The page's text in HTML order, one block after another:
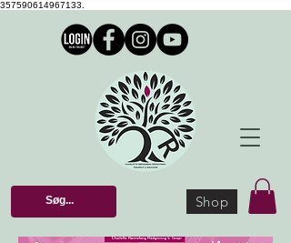
357590614967133.
Shop